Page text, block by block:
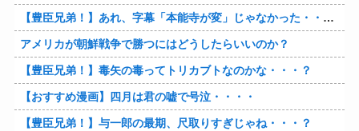
【豊臣兄弟！】あれ、字幕「本能寺が変」じゃなかった・・・？
アメリカが朝鮮戦争で勝つにはどうしたらいいのか？
【豊臣兄弟！】毒矢の毒ってトリカブトなのかな・・・？
【おすすめ漫画】四月は君の嘘で号泣・・・・
【豊臣兄弟！】与一郎の最期、尺取りすぎじゃね・・・？